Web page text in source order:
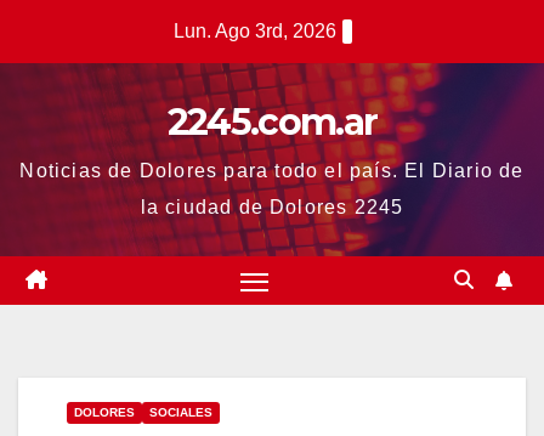
Lun. Ago 3rd, 2026
2245.com.ar
Noticias de Dolores para todo el país. El Diario de
la ciudad de Dolores 2245
DOLORES SOCIALES